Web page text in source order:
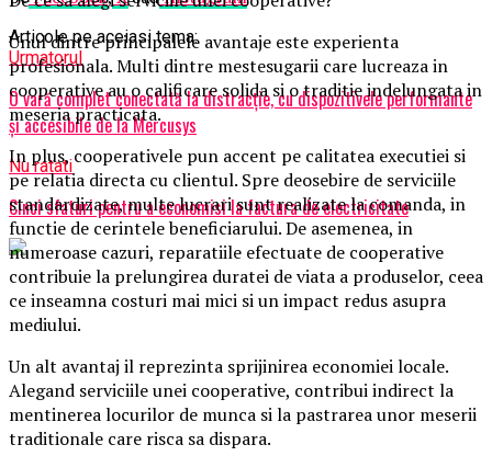
Articole pe aceiasi tema:
Urmatorul
O vară complet conectată la distracție, cu dispozitivele performante
și accesibile de la Mercusys
Nu ratati
Cinci sfaturi pentru a economisi la factura de electricitate
Unul dintre principalele avantaje este experienta
profesionala. Multi dintre mestesugarii care lucreaza in
cooperative au o calificare solida si o traditie indelungata in
meseria practicata.
In plus, cooperativele pun accent pe calitatea executiei si
pe relatia directa cu clientul. Spre deosebire de serviciile
standardizate, multe lucrari sunt realizate la comanda, in
functie de cerintele beneficiarului. De asemenea, in
numeroase cazuri, reparatiile efectuate de cooperative
contribuie la prelungirea duratei de viata a produselor, ceea
ce inseamna costuri mai mici si un impact redus asupra
mediului.
Un alt avantaj il reprezinta sprijinirea economiei locale.
Alegand serviciile unei cooperative, contribui indirect la
mentinerea locurilor de munca si la pastrarea unor meserii
traditionale care risca sa dispara.